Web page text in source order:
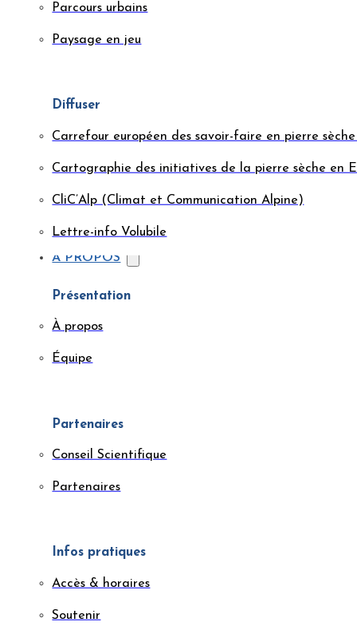
Parcours urbains
Paysage en jeu
Diffuser
Carrefour européen des savoir-faire en pierre
Cartographie des initiatives de la pierre sèche en
CliC’Alp (Climat et Communication Alpine)
Lettre-info Volubile
À PROPOS
Présentation
À propos
Équipe
Partenaires
Conseil Scientifique
Partenaires
Infos pratiques
Accès & horaires
Soutenir